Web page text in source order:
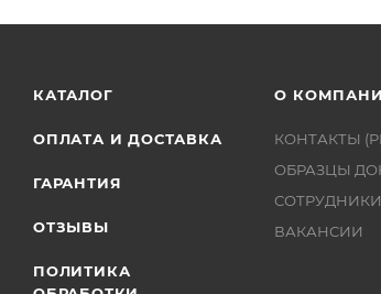
КАТАЛОГ
ОПЛАТА И ДОСТАВКА
ГАРАНТИЯ
ОТЗЫВЫ
ПОЛИТИКА
О
КОНТАКТЫ
ОБРАЗЦЫ
СОТРУДНИКИ
ВАКАНСИИ